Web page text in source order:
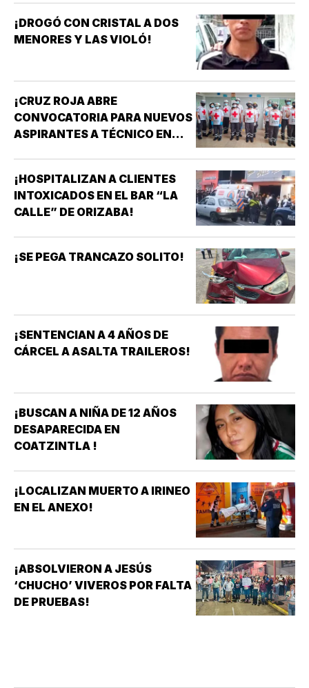
¡DROGÓ CON CRISTAL A DOS
MENORES Y LAS VIOLÓ!
¡CRUZ ROJA ABRE
CONVOCATORIA PARA NUEVOS
ASPIRANTES A TÉCNICO EN
¡HOSPITALIZAN A CLIENTES
INTOXICADOS EN EL BAR “LA
CALLE” DE ORIZABA!
¡SE PEGA TRANCAZO SOLITO!
¡SENTENCIAN A 4 AÑOS DE
CÁRCEL A ASALTA TRAILEROS!
¡BUSCAN A NIÑA DE 12 AÑOS
DESAPARECIDA EN
COATZINTLA !
¡LOCALIZAN MUERTO A IRINEO
EN EL ANEXO!
¡ABSOLVIERON A JESÚS
‘CHUCHO’ VIVEROS POR FALTA
DE PRUEBAS!